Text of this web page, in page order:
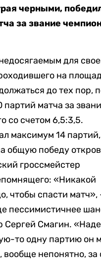
черными,
за звание
для
на
до тех пор,
партий матча за
со счетом 6,5:3,5.
максимум 14
общую победу
гроссмейстер
«Никакой
чтобы спасти матч»,
пессимистичнее
Сергей Смагин.
то одну партию он
вообще непонятно, за